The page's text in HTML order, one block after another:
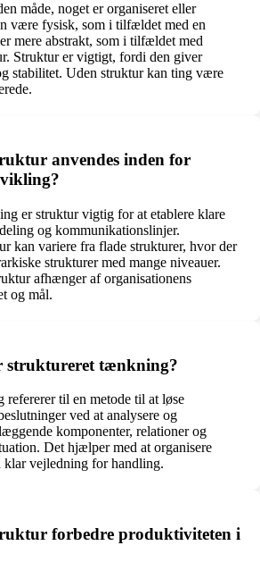
måde, noget er organiseret eller
være fysisk, som i tilfældet med en
mere abstrakt, som i tilfældet med
Struktur er vigtigt, fordi den giver
stabilitet. Uden struktur kan ting være
anvendes inden for
er struktur vigtig for at etablere klare
og kommunikationslinjer.
kan variere fra flade strukturer, hvor der
strukturer med mange niveauer.
afhænger af organisationens
og mål.
struktureret tænkning?
til en metode til at løse
ved at analysere og
komponenter, relationer og
Det hjælper med at organisere
klar vejledning for handling.
forbedre produktiviteten i